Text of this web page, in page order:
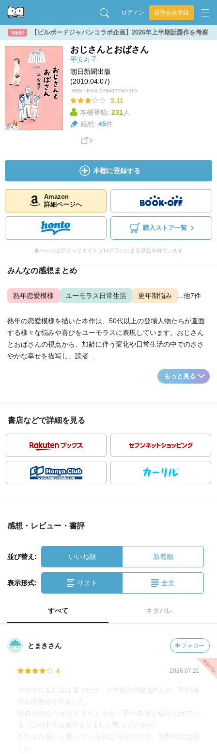
ログイン 新規会員登録
NEW 【ビルボードジャパンコラボ企画】2026年上半期話題作を考察
おじさんとおばさん
平安寿子
朝日新聞出版
(2010.04.07)
ISBN・EAN: 9784022507365
3.11
本棚登録: 231人
感想: 45件
本棚に登録する
Amazon
詳細ページへ
購入ストア一覧
本ページはアフィリエイトプログラムによる収益を得ています
みんなの感想まとめ
熟年恋愛模様 ユーモラス日常生活 更年期悩み ...他7件
熟年の恋愛模様を描いた本作は、50代以上の登場人物たちが直面
する様々な悩みや喜びをユーモラスに表現しています。おじさん
とおばさんの視点から、加齢に伴う変化や日常生活の中でのささ
やかな幸せを描写し、読者...
もっと見る
書店などで詳細を見る
感想・レビュー・書評
並び替え: いいね順 新着順
表示形式: リスト 全文
すべて ネタバレ
とまきさん フォロー
4 2026.07.21
それぞれ進む道は違ったが、小学校の同級生6人が、50代後
半の同窓会で再会した
皆自分のほうが上だ下だと幸せ・不幸自慢を繰り広げてい
る（心の中では相手よりましと思っているが）
まだまだ若いと思っているのは自分だけで、世間の目は厳
しい